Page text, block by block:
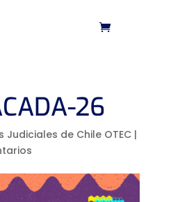
26
Judiciales de Chile OTEC|